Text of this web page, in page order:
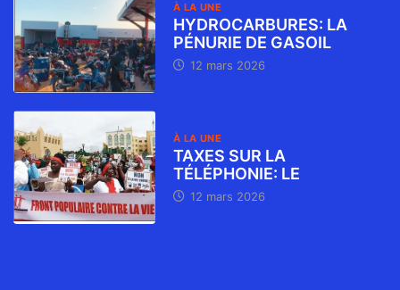
À LA UNE
HYDROCARBURES: LA
PÉNURIE DE GASOIL
12 mars 2026
À LA UNE
TAXES SUR LA
TÉLÉPHONIE: LE
12 mars 2026